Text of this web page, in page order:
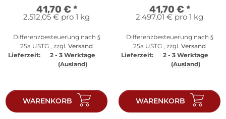
41,70 € *
2.512,05 € pro 1 kg
Differenzbesteuerung nach §
25a USTG , zzgl. Versand
Lieferzeit:
2 - 3 Werktage
(Ausland)
WARENKORB
41,70 € *
2.497,01 € pro 1 kg
Differenzbesteuerung nach §
25a USTG , zzgl. Versand
Lieferzeit:
2 - 3 Werktage
(Ausland)
WARENKORB